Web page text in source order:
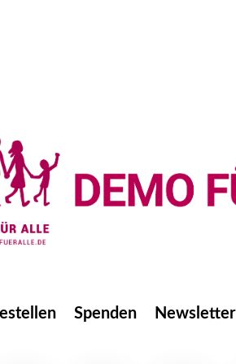
Spenden Newsletter